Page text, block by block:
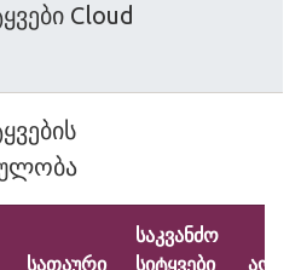
Cloud
სათაური
საკვანძო
სიტყვები